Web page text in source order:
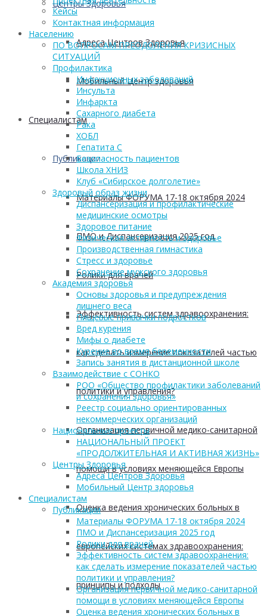
Центры Здоровья
Адреса Центров Здоровья
Мобильный Центр здоровья
Cпециалистам
Публикации
Материалы ФОРУМА 17-18 октября 2024
ПМО и Диспансеризация 2025 год
Ролики для врачей
Эффективность систем здравоохранения:
как сделать измерение показателей частью
политики и управления?
Организация первичной медико-санитарной
помощи в условиях меняющейся Европы
Оценка ведения хронических больных в
европейских системах здравоохранения:
принципы и подходы
Кейсы
Контактная информация
Населению
ПО ВОПРОСАМ ПРЕОДОЛЕНИЯ КРИЗИСНЫХ
СИТУАЦИЙ
Профилактика
Инфекционных заболеваний
Инсульта
Инфаркта
Сахарного диабета
Рака
ХОБЛ
Гепатита С
Безопасность пациентов
Школа ХНИЗ
Клуб «Сибирское долголетие»
Здоровый образ жизни
Диспансеризация и профилактические
медицинские осмотры
Здоровое питание
Физическая активность и здоровье
Производственная гимнастика
Стресс и здоровье
Сохранение мужского здоровья
Академия здоровья
Основы здоровья и предупреждения
лишнего веса
Пищевые привычки подростков
Вред курения
Мифы о диабете
Курение во время беременности
Запись занятия в дистанционной школе
Взаимодействие с СОНКО
РОО «Общество профилактики заболеваний
и сохранения здоровья»
Реестр социально ориентированных
некоммерческих организаций
Национальные проекты
НАЦИОНАЛЬНЫЙ ПРОЕКТ
«ПРОДОЛЖИТЕЛЬНАЯ И АКТИВНАЯ ЖИЗНЬ»
Центры Здоровья
Адреса Центров Здоровья
Мобильный Центр здоровья
Cпециалистам
Публикации
Материалы ФОРУМА 17-18 октября 2024
ПМО и Диспансеризация 2025 год
Ролики для врачей
Эффективность систем здравоохранения:
как сделать измерение показателей частью
политики и управления?
Организация первичной медико-санитарной
помощи в условиях меняющейся Европы
Оценка ведения хронических больных в